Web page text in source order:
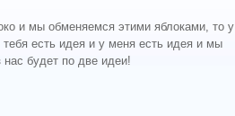
и мы обменяемся этими яблоками, то у
есть идея и у меня есть идея и мы
будет по две идеи!